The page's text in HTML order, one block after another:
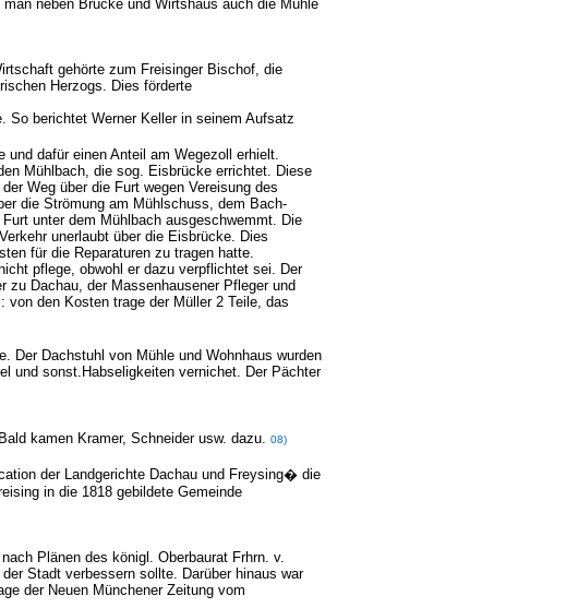
man neben Brücke und Wirtshaus auch die Mühle
gehörte zum Freisinger Bischof, die
Herzogs. Dies förderte
So berichtet Werner Keller in seinem Aufsatz
dafür einen Anteil am Wegezoll erhielt.
Mühlbach, die sog. Eisbrücke errichtet. Diese
Weg über die Furt wegen Vereisung des
die Strömung am Mühlschuss, dem Bach-
unter dem Mühlbach ausgeschwemmt. Die
unerlaubt über die Eisbrücke. Dies
für die Reparaturen zu tragen hatte.
pflege, obwohl er dazu verpflichtet sei. Der
Dachau, der Massenhausener Pfleger und
von den Kosten trage der Müller 2 Teile, das
Der Dachstuhl von Mühle und Wohnhaus wurden
und sonst.Habseligkeiten vernichet.
Der Pächter
kamen Kramer, Schneider usw. dazu. 08)
der Landgerichte Dachau und Freysing� die
in die 1818 gebildete Gemeinde
Plänen des königl. Oberbaurat Frhrn. v.
Stadt verbessern sollte. Darüber hinaus war
der Neuen Münchener Zeitung vom